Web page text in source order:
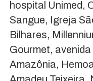
hospital Unimed,
Sangue, Igreja
Bilhares,
Gourmet,
Amazônia,